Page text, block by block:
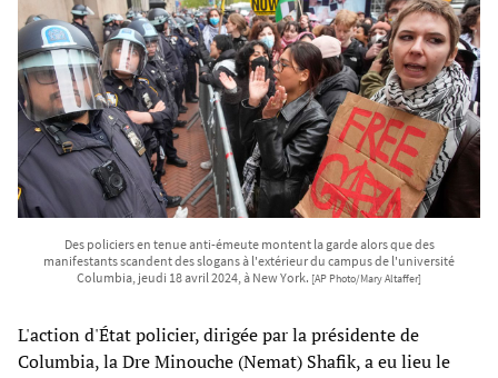
Des policiers en tenue anti-émeute montent la garde alors que des
manifestants scandent des slogans à l'extérieur du campus de l'université
Columbia, jeudi 18 avril 2024, à New York. [AP Photo/Mary Altaffer]
L'action d'État policier, dirigée par la présidente de
Columbia, la Dre Minouche (Nemat) Shafik, a eu lieu le